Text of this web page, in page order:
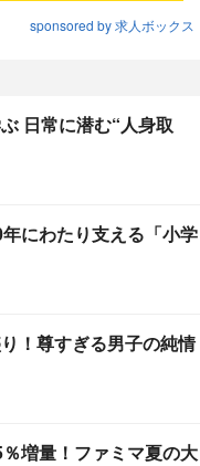
sponsored by 求人ボックス
日常に潜む“人身取
にわたり支える「小学
！尊すぎる男子の純情
増量！ファミマ夏の大